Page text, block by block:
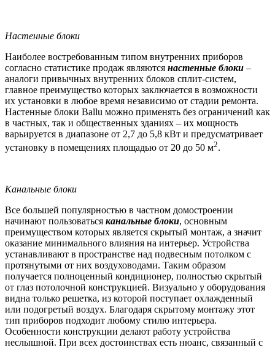
Настенные блоки
Наиболее востребованным типом внутренних приборов
согласно статистике продаж являются настенные блоки –
аналоги привычных внутренних блоков сплит-систем,
главное преимущество которых заключается в возможности
их установки в любое время независимо от стадии ремонта.
Настенные блоки Ballu можно применять без ограничений как
в частных, так и общественных зданиях – их мощность
варьируется в диапазоне от 2,7 до 5,8 кВт и предусматривает
установку в помещениях площадью от 20 до 50 м2.
Канальные блоки
Все большей популярностью в частном домостроении
начинают пользоваться канальные блоки, основным
преимуществом которых является скрытый монтаж, а значит
оказание минимального влияния на интерьер. Устройства
устанавливают в пространстве над подвесным потолком с
протянутыми от них воздуховодами. Таким образом
получается полноценный кондиционер, полностью скрытый
от глаз потолочной конструкцией. Визуально у оборудования
видна только решетка, из которой поступает охлажденный
или подогретый воздух. Благодаря скрытому монтажу этот
тип приборов подходит любому стилю интерьера.
Особенности конструкции делают работу устройства
неслышной. При всех достоинствах есть нюанс, связанный с